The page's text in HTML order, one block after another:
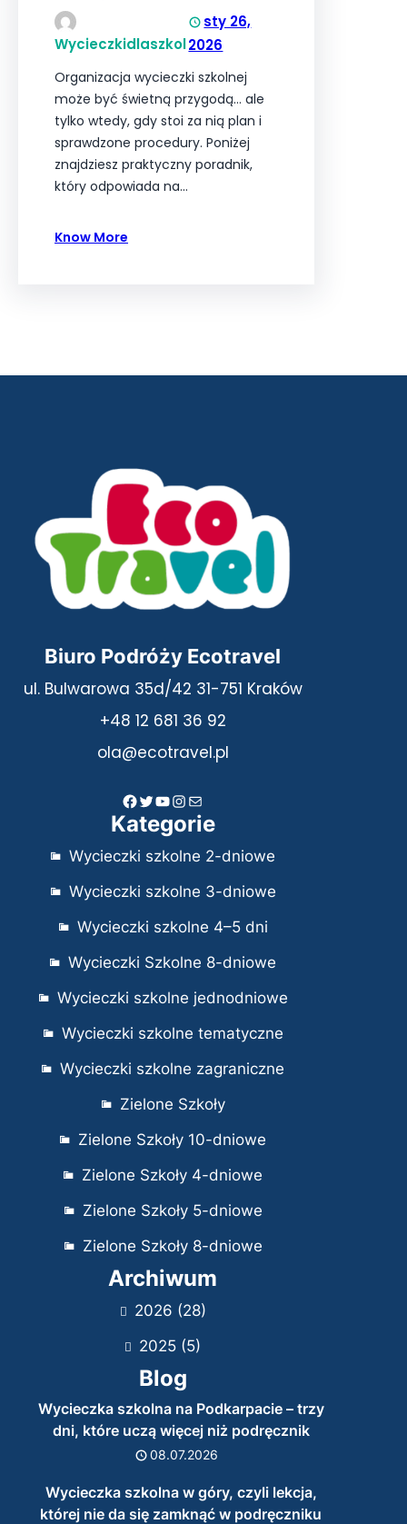
Wycieczkidlaszkol
sty 26,
2026
Organizacja wycieczki szkolnej
może być świetną przygodą… ale
tylko wtedy, gdy stoi za nią plan i
sprawdzone procedury. Poniżej
znajdziesz praktyczny poradnik,
który odpowiada na…
Know More
Biuro Podróży Ecotravel
ul. Bulwarowa 35d/42 31-751 Kraków
+48 12 681 36 92
ola@ecotravel.pl
Facebook Twitter YouTube InstagramMail
Kategorie
Wycieczki szkolne 2-dniowe
Wycieczki szkolne 3-dniowe
Wycieczki szkolne 4–5 dni
Wycieczki Szkolne 8-dniowe
Wycieczki szkolne jednodniowe
Wycieczki szkolne tematyczne
Wycieczki szkolne zagraniczne
Zielone Szkoły
Zielone Szkoły 10-dniowe
Zielone Szkoły 4-dniowe
Zielone Szkoły 5-dniowe
Zielone Szkoły 8-dniowe
Archiwum
2026 (28)
2025 (5)
Blog
Wycieczka szkolna na Podkarpacie – trzy
dni, które uczą więcej niż podręcznik
08.07.2026
Wycieczka szkolna w góry, czyli lekcja,
której nie da się zamknąć w podręczniku